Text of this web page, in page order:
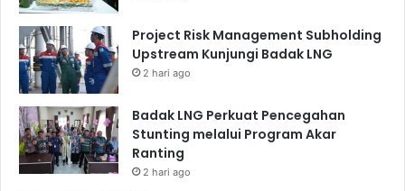
Project Risk Management Subholding
Upstream Kunjungi Badak LNG
2 hari ago
Badak LNG Perkuat Pencegahan
Stunting melalui Program Akar
Ranting
2 hari ago